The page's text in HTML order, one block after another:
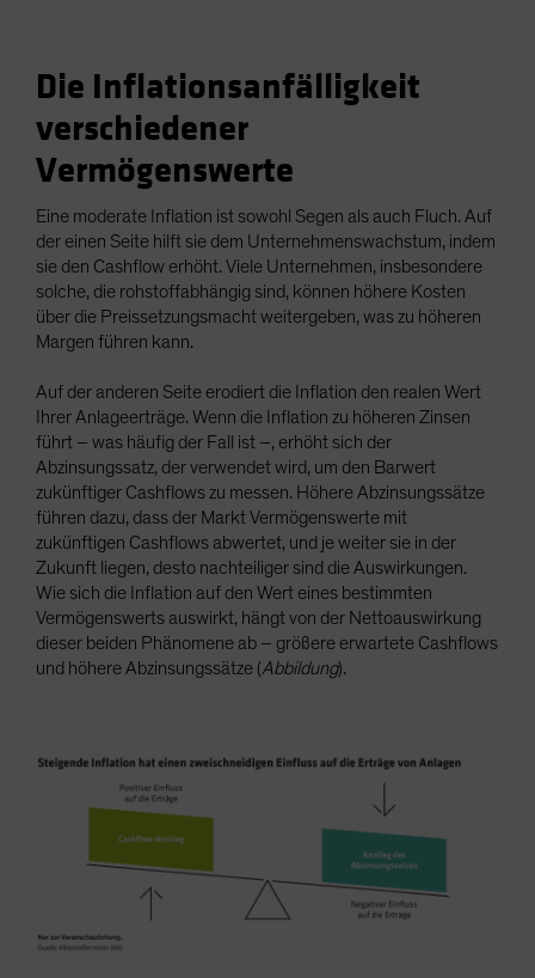
Die Inflationsanfälligkeit
verschiedener
Vermögenswerte
Eine moderate Inflation ist sowohl Segen als auch Fluch. Auf
der einen Seite hilft sie dem Unternehmenswachstum, indem
sie den Cashflow erhöht. Viele Unternehmen, insbesondere
solche, die rohstoffabhängig sind, können höhere Kosten
über die Preissetzungsmacht weitergeben, was zu höheren
Margen führen kann.
Auf der anderen Seite erodiert die Inflation den realen Wert
Ihrer Anlageerträge. Wenn die Inflation zu höheren Zinsen
führt – was häufig der Fall ist –, erhöht sich der
Abzinsungssatz, der verwendet wird, um den Barwert
zukünftiger Cashflows zu messen. Höhere Abzinsungssätze
führen dazu, dass der Markt Vermögenswerte mit
zukünftigen Cashflows abwertet, und je weiter sie in der
Zukunft liegen, desto nachteiliger sind die Auswirkungen.
Wie sich die Inflation auf den Wert eines bestimmten
Vermögenswerts auswirkt, hängt von der Nettoauswirkung
dieser beiden Phänomene ab – größere erwartete Cashflows
und höhere Abzinsungssätze (Abbildung).